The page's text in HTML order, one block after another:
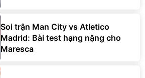
Soi trận Man City vs Atletico
Madrid: Bài test hạng nặng cho
Maresca